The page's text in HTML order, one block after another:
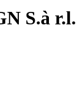
S.à r.l.